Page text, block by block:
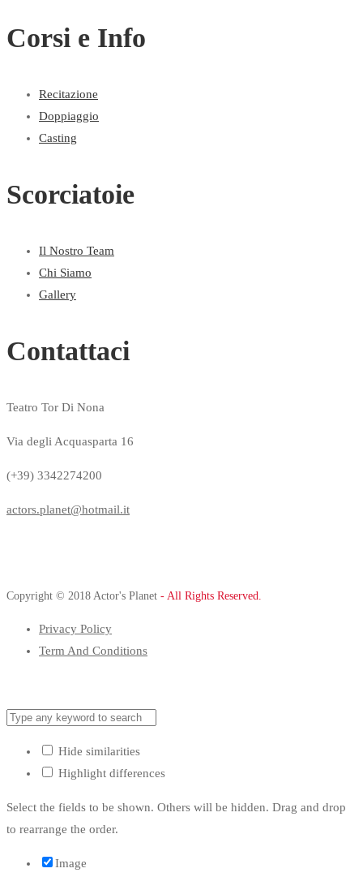
Corsi e Info
Recitazione
Doppiaggio
Casting
Scorciatoie
Il Nostro Team
Chi Siamo
Gallery
Contattaci
Teatro Tor Di Nona
Via degli Acquasparta 16
(+39) 3342274200
actors.planet@hotmail.it
Copyright © 2018 Actor's Planet - All Rights Reserved.
Privacy Policy
Term And Conditions
Hide similarities
Highlight differences
Select the fields to be shown. Others will be hidden. Drag and drop
to rearrange the order.
Image